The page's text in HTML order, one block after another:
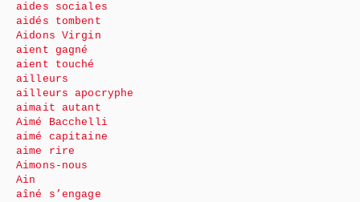
aides sociales
aidés tombent
Aidons Virgin
aient gagné
aient touché
ailleurs
ailleurs apocryphe
aimait autant
Aimé Bacchelli
aimé capitaine
aime rire
Aimons-nous
Ain
aîné s’engage